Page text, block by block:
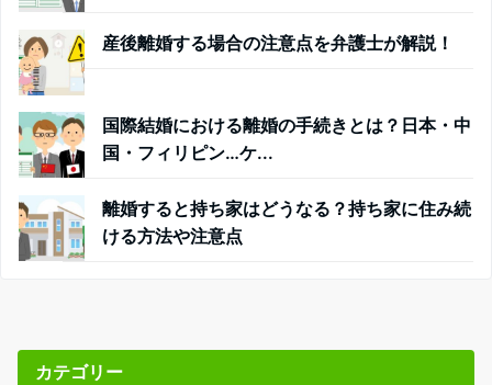
産後離婚する場合の注意点を弁護士が解説！
国際結婚における離婚の手続きとは？日本・中
国・フィリピン…ケ...
離婚すると持ち家はどうなる？持ち家に住み続
ける方法や注意点
カテゴリー